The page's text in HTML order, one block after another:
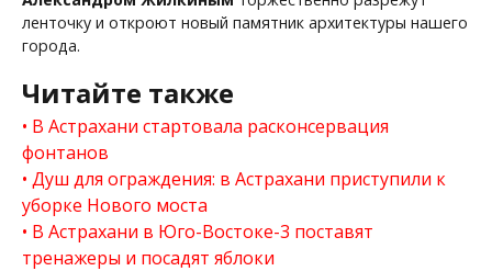
ленточку и откроют новый памятник архитектуры нашего
города.
Читайте также
В Астрахани стартовала расконсервация
фонтанов
Душ для ограждения: в Астрахани приступили к
уборке Нового моста
В Астрахани в Юго-Востоке-3 поставят
тренажеры и посадят яблоки